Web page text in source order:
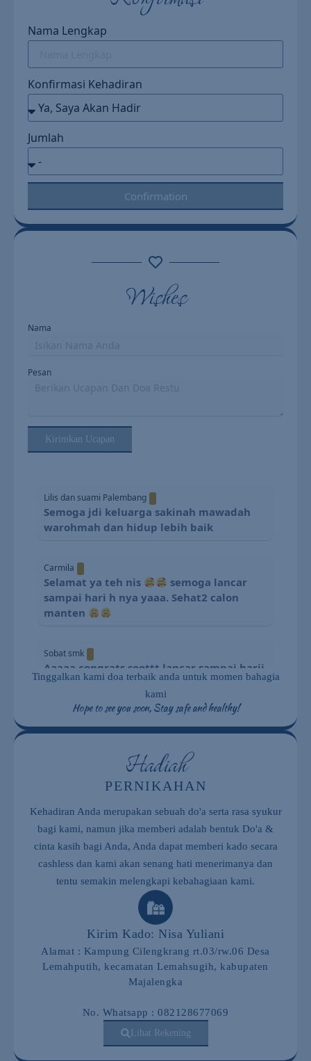
Nama Lengkap
Konfirmasi Kehadiran
Jumlah
Confirmation
Wishes
Nama
Pesan
Kirimkan Ucapan
Lilis dan suami Palembang
Semoga jdi keluarga sakinah mawadah
warohmah dan hidup lebih baik
Carmila
Selamat ya teh nis
semoga lancar
sampai hari h nya yaaa. Sehat2 calon
manten
Sobat smk
Aaaaa congrats soottt,lancar sampai harii
H. SAMAWA sampai tuaaa sott
Masya Allah sa Happy wedding ya lancar
sampai hari H semoga menjadi
rumahtangga yang diiringi kebahagiaan,
keberkahan , aamiin
Diyah
Happy wedding nisayul
both
MasyaAllah wilujeng cantik
Alisa Nurazizah
MasyaAllah wilujeng cantik
Alhamdulillah.. akhirnyaaa selamat
cantik semoga lancar sampai hari H
semoga menjadi istri yang solehah dan
Tinggalkan kami doa terbaik anda untuk momen bahagia
kami
Hope to see you soon, Stay safe and healthy!
Hadiah
PERNIKAHAN
Kehadiran Anda merupakan sebuah do'a serta rasa syukur
bagi kami, namun jika memberi adalah bentuk Do'a &
cinta kasih bagi Anda, Anda dapat memberi kado secara
cashless dan kami akan senang hati menerimanya dan
tentu semakin melengkapi kebahagiaan kami.
Kirim Kado: Nisa Yuliani
Alamat : Kampung Cilengkrang rt.03/rw.06 Desa
Lemahputih, kecamatan Lemahsugih, kabupaten
Majalengka
No. Whatsapp : 082128677069
Lihat Rekening